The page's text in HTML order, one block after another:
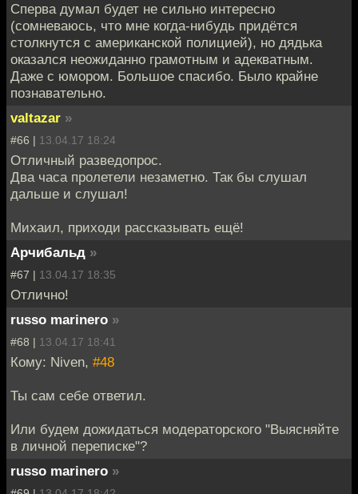
Сперва думал будет не сильно интересно
(сомневаюсь, что мне когда-нибудь придётся
столкнутся с американской полицией), но дядька
оказался неожиданно грамотным и адекватным.
Даже с юмором. Большое спасибо. Было крайне
познавательно.
valtazar »
#66 | 13.04.17 18:24
Отличный разведопрос.
Два часа пролетели незаметно. Так бы слушал
дальше и слушал!
Михаил, приходи рассказывать ещё!
Арчибальд »
#67 | 13.04.17 18:35
Отлично!
russo marinero »
#68 | 13.04.17 18:41
Кому: Niven, #48
Ты сам себе ответил.
Или будем дожидаться модераторского "Выясняйте
в личной переписке"?
russo marinero »